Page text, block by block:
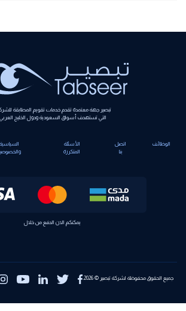
تبصير جهة معتمدة تقدم خدمات تقويم المطابقة للشركات
التي تستهدف أسواق السعودية ودول الخليج العربي.
الوظائف
اتصل
الأسئلة
المتكررة
السياسية
والخصوصية
يمكنكم الان الدفع من خلال
جميع الحقوق محفوظة لشركة تبصير © 2026.